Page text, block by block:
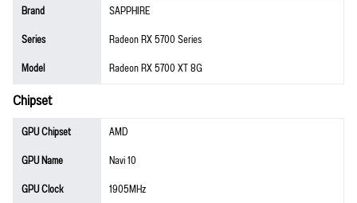
Brand
SAPPHIRE
Series
Radeon RX 5700 Series
Model
Radeon RX 5700 XT 8G
Chipset
GPU Chipset
AMD
GPU Name
Navi 10
GPU Clock
1905MHz